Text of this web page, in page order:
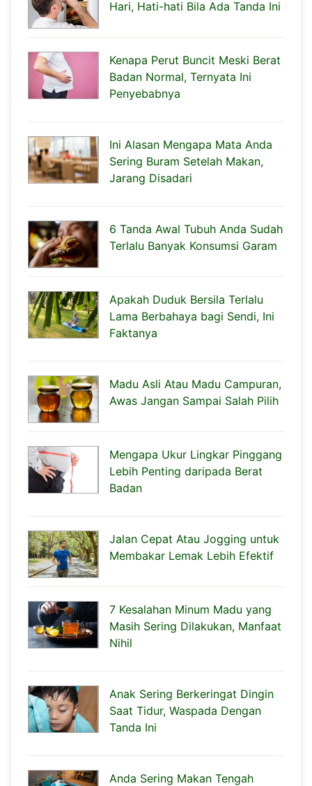
Hari, Hati-hati Bila Ada Tanda Ini
Kenapa Perut Buncit Meski Berat
Badan Normal, Ternyata Ini
Penyebabnya
Ini Alasan Mengapa Mata Anda
Sering Buram Setelah Makan,
Jarang Disadari
6 Tanda Awal Tubuh Anda Sudah
Terlalu Banyak Konsumsi Garam
Apakah Duduk Bersila Terlalu
Lama Berbahaya bagi Sendi, Ini
Faktanya
Madu Asli Atau Madu Campuran,
Awas Jangan Sampai Salah Pilih
Mengapa Ukur Lingkar Pinggang
Lebih Penting daripada Berat
Badan
Jalan Cepat Atau Jogging untuk
Membakar Lemak Lebih Efektif
7 Kesalahan Minum Madu yang
Masih Sering Dilakukan, Manfaat
Nihil
Anak Sering Berkeringat Dingin
Saat Tidur, Waspada Dengan
Tanda Ini
Anda Sering Makan Tengah